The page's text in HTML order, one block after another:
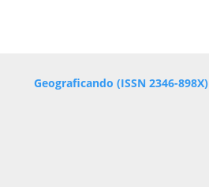
Geograficando (ISSN 2346-898X)